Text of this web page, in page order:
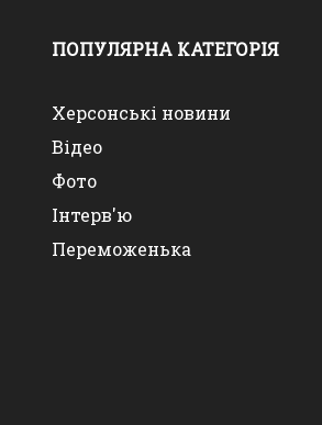
ПОПУЛЯРНА КАТЕГОРІЯ
Херсонські новини
Відео
Фото
Інтерв'ю
Переможенька